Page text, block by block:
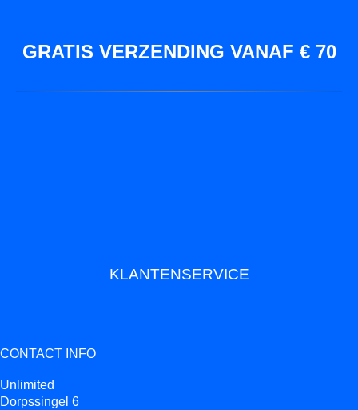
GRATIS VERZENDING VANAF € 70
KLANTENSERVICE
CONTACT INFO
Unlimited
Dorpssingel 6